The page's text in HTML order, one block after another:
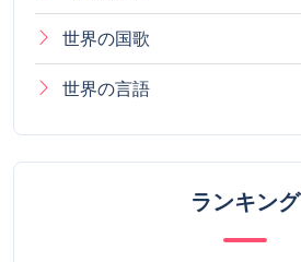
世界の国歌
世界の言語
ランキング